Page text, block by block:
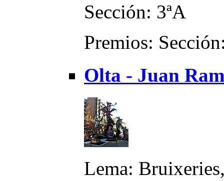
Sección: 3ªA
Premios:
Olta - Juan
Lema: